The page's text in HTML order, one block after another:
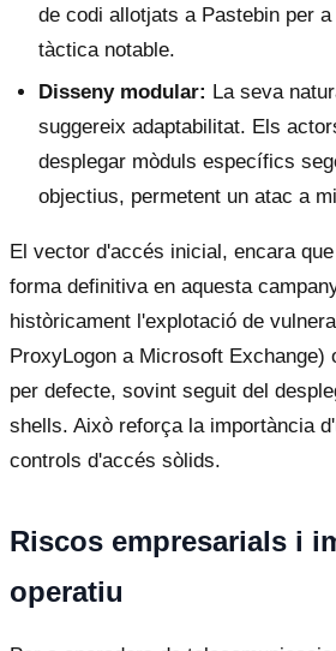
de codi allotjats a Pastebin per
tàctica notable.
Disseny modular: La seva
suggereix adaptabilitat. Els
desplegar mòduls específics
objectius, permetent un atac a
El vector d'accés inicial, encara
forma definitiva en aquesta
històricament l'explotació de
ProxyLogon a Microsoft Exchange)
per defecte, sovint seguit del
shells. Això reforça la importància
controls d'accés sòlids.
Riscos empresarials i
operatiu